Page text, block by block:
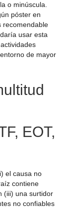
o minúscula.
póster en
recomendable
usar esta
de mayor
EOT,
el causa no
contiene
(iii) una surtidor
no confiables